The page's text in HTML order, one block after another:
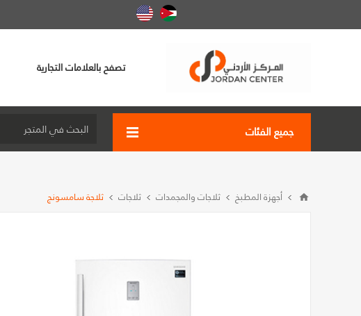
تصفح بالعلامات التجارية
جميع الفئات
أجهزة المطبخ ثلاجات والمجمدات ثلاجات ثلاجة سامسونج